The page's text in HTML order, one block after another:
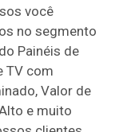
você
no segmento
Painéis de
TV com
Valor de
e muito